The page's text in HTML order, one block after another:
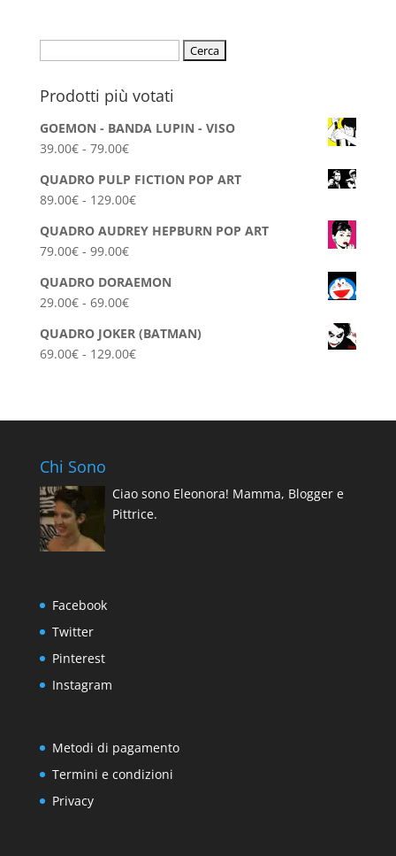
da
59.00€
69.00€
Prodotti più votati
GOEMON - BANDA LUPIN - VISO
39.00€ - 79.00€Fascia
prezzo:
da
39.00€
a
QUADRO PULP FICTION POP ART
89.00€ - 129.00€Fascia
prezzo:
89.00€
QUADRO AUDREY HEPBURN POP ART
79.00€ - 99.00€Fascia
prezzo:
da
79.00€
a
QUADRO DORAEMON
29.00€ - 69.00€Fascia
prezzo:
da
69.00€
QUADRO JOKER (BATMAN)
69.00€ - 129.00€Fascia
Chi Sono
Ciao sono Eleonora! Mamma, Blogger e
Pittrice.
Facebook
Twitter
Pinterest
Instagram
Metodi di pagamento
Termini e condizioni
Privacy